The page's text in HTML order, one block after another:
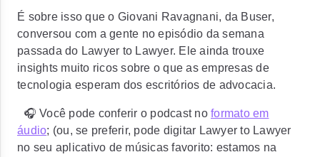
É sobre isso que o Giovani Ravagnani, da Buser,
conversou com a gente no episódio da semana
passada do Lawyer to Lawyer. Ele ainda trouxe
insights muito ricos sobre o que as empresas de
tecnologia esperam dos escritórios de advocacia.
🎧 Você pode conferir o podcast no formato em
áudio; (ou, se preferir, pode digitar Lawyer to Lawyer
no seu aplicativo de músicas favorito: estamos na